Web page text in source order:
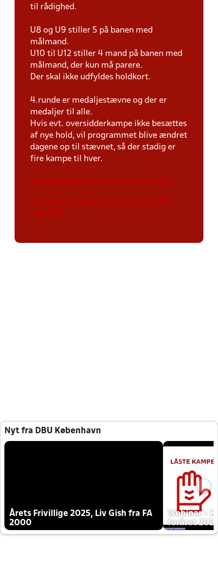
til rådighed.
U8 og U9 stiller 5 på banen med
målmand.
U10 til U12 stiller 4 mand på banen med
målmand, der kun må parere.
Der skal ikke udfyldes holdkort.
4.runde er medaljestævne og der er
medaljer til alle.
Hvis evt. oversidderkampe ikke besættes
af nye hold, vil programmet blive ændret
dagene op til stævnet, så der stadig er
fire kampe til hver.
Spillereglerne findes via dette link.
Se ledige pladser via dette link (fra
uge 43).
Nyt fra DBU København
Årets Frivillige 2025, Liv Gish fra FA
2000
Webinar -
foråret